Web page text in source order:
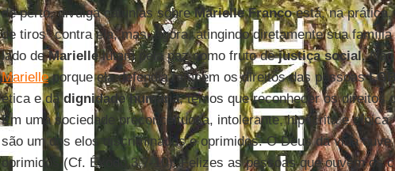
de perto, divulga calúnias sobreMarielle Francoestá, na prática,
de tiros” contra ela, mas, agora, atingindo diretamente sua
lado deMariellelutam pela paz como fruto dejustiça social.
Marielleporque ela defendia também os direitos das pessoas
ética e dadignidade humana, temos que reconhecer os direitos
Em uma sociedade preconceituosa, intolerante, hipócrita e
são um dos elos discriminados e oprimidos. O Deus da vida
oprimidos (Cf. Êxodo 3,7-10). Felizes as pessoas que ouvem os